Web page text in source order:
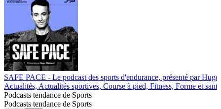
SAFE PACE - Le podcast des sports d'endurance, présenté par
Actualités, Actualités sportives, Course à pied, Fitness, Forme et
Podcasts tendance de Sports
Podcasts tendance de Sports